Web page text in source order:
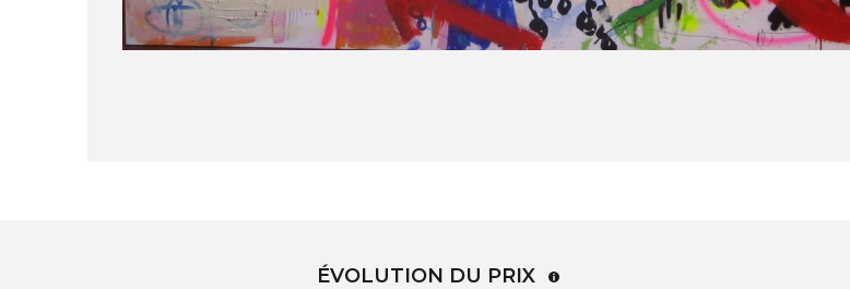
ÉVOLUTION DU PRIX